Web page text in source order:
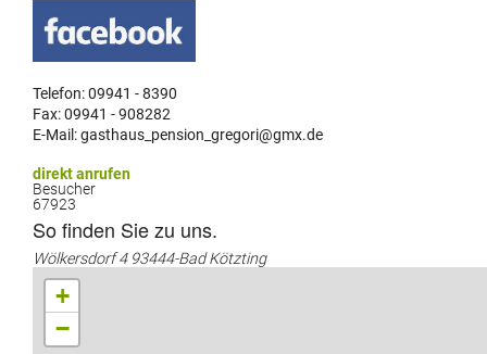
Telefon: 09941 - 8390
Fax: 09941 - 908282
E-Mail: gasthaus_pension_gregori@gmx.de
direkt anrufen
Besucher
67923
So finden Sie zu uns.
Wölkersdorf 4 93444-Bad Kötzting
+
−